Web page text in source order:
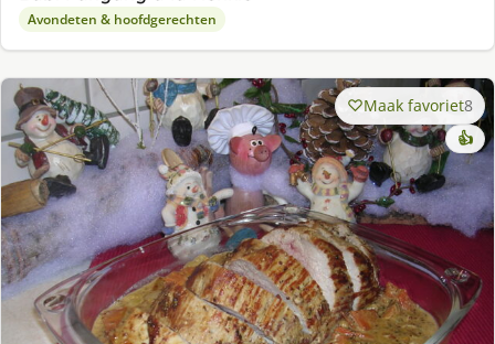
Avondeten & hoofdgerechten
Maak favoriet8
👍